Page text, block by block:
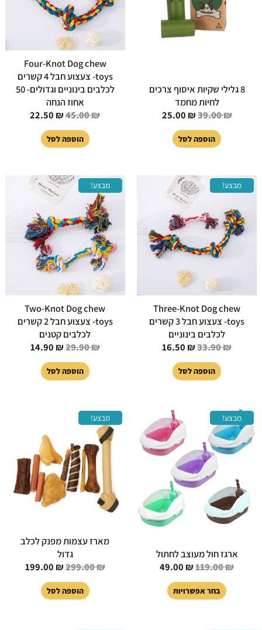
8 גלילי שקיות איסוף צרכים
לחיות מחמד
39.00₪
25.00 ₪
הוספה לסל
Four-Knot Dog chew
toys- צעצוע חבל 4 קשרים
לכלבים בינוניים וגדולים- 50
אחוז הנחה
45.00₪
22.50 ₪
הוספה לסל
מבצע!
Three-Knot Dog chew
toys- צעצוע חבל 3 קשרים
לכלבים בינוניים
33.90₪
המחיר
המקורי
היה:
33.90 ₪.
16.50 ₪
הוספה לסל
מבצע!
Two-Knot Dog chew
toys- צעצוע חבל 2 קשרים
לכלבים קטנים
29.90₪
המחיר
המקורי
היה:
29.90 ₪.
14.90 ₪
המחיר
הוספה לסל
מבצע!
ארגז חול מעוצב לחתול
119.00₪
המחיר
המקורי
היה:
119.00 ₪.
49.00 ₪
הנוכחי
הוא:
49.00 ₪.
בחר אפשרויות
מספר
סוגים.
ניתן
לבחור
האפשרויות
מבצע!
מארז עצמות מפנק לכלב
גדול
299.00₪
היה:
299.00 ₪.
199.00 ₪
הוספה לסל